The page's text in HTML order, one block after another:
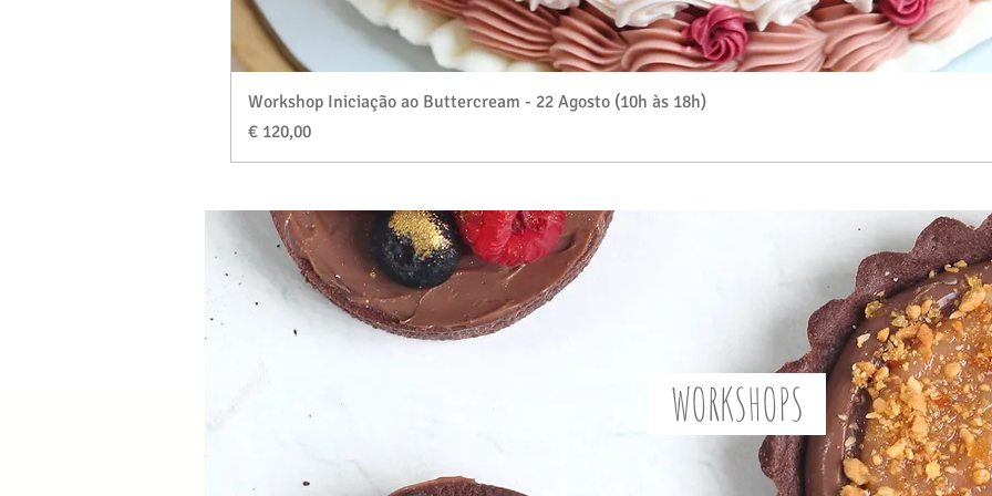
Visualização rápida
Workshop Iniciação ao Buttercream - 22 Agosto (10h às 18h)
Preço
€ 120,00
WORKSHOPS